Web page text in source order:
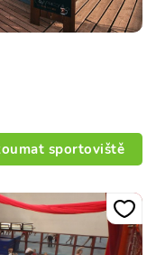
sportoviště